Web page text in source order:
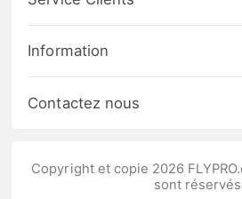
Information
Contactez nous
Copyright et copie 2026
sont